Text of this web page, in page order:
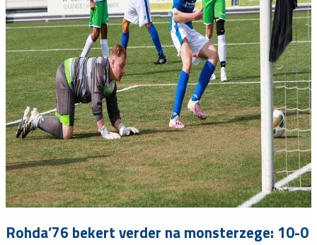
Rohda’76 bekert verder na monsterzege: 10-0